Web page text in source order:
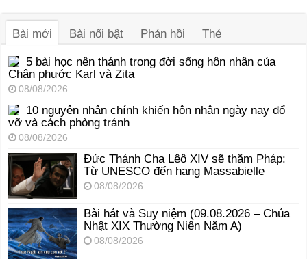
Bài mới
Bài nổi bật Phản hồi Thẻ
5 bài học nên thánh trong đời sống hôn nhân của
Chân phước Karl và Zita
08/08/2026
10 nguyên nhân chính khiến hôn nhân ngày nay đổ
vỡ và cách phòng tránh
08/08/2026
Đức Thánh Cha Lêô XIV sẽ thăm Pháp:
Từ UNESCO đến hang Massabielle
08/08/2026
Bài hát và Suy niệm (09.08.2026 – Chúa
Nhật XIX Thường Niên Năm A)
08/08/2026